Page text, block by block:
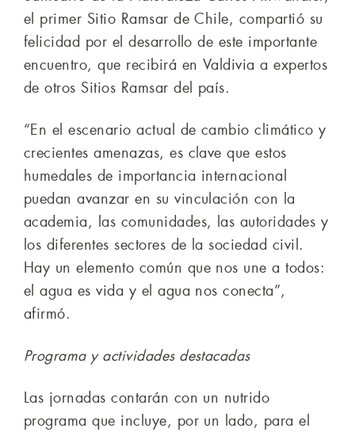
el primer Sitio Ramsar de Chile, compartió su
felicidad por el desarrollo de este importante
encuentro, que recibirá en Valdivia a expertos
de otros Sitios Ramsar del país.
“En el escenario actual de cambio climático y
crecientes amenazas, es clave que estos
humedales de importancia internacional
puedan avanzar en su vinculación con la
academia, las comunidades, las autoridades y
los diferentes sectores de la sociedad civil.
Hay un elemento común que nos une a todos:
el agua es vida y el agua nos conecta”,
afirmó.
Programa y actividades destacadas
Las jornadas contarán con un nutrido
programa que incluye, por un lado, para el